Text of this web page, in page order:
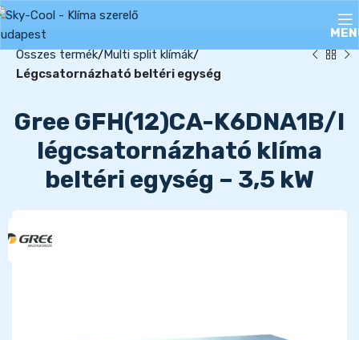
Összes termék Multi split klímák
Légcsatornázható beltéri egység
Gree GFH(12)CA-K6DNA1B/I
légcsatornázható klíma
beltéri egység – 3,5 kW